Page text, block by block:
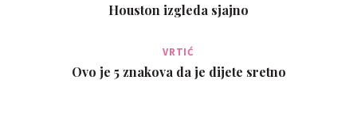
Houston izgleda sjajno
VRTIĆ
Ovo je 5 znakova da je dijete sretno